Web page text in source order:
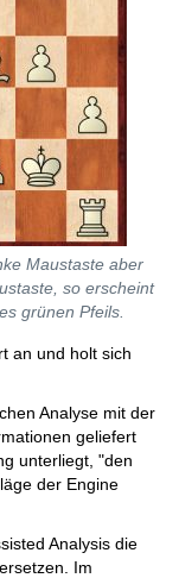
Maustaste aber
so erscheint
grünen Pfeils.
an und holt sich
Analyse mit der
geliefert
unterliegt, "den
der Engine
Analysis die
Im